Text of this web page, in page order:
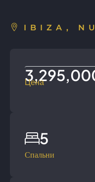
IBIZA, NUESTRA
Цена
Спальни
5